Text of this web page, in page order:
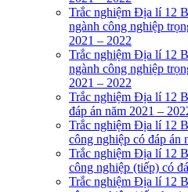
Trắc nghiệm Địa lí 12
ngành công nghiệp
2021 – 2022
Trắc nghiệm Địa lí 12
ngành công nghiệp
2021 – 2022
Trắc nghiệm Địa lí 12
đáp án năm 2021 –
Trắc nghiệm Địa lí 12
công nghiệp có đáp án
Trắc nghiệm Địa lí 12
công nghiệp (tiếp) có
Trắc nghiệm Địa lí 12